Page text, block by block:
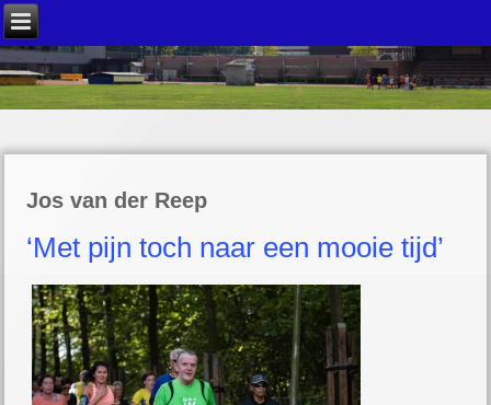
Jos van der Reep
‘Met pijn toch naar een mooie tijd’